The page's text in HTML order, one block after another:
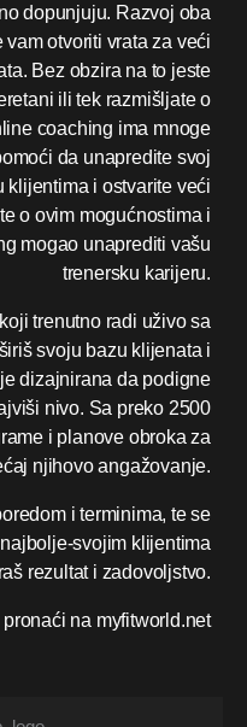
dopunjuju. Razvoj oba
otvoriti vrata za veći
Bez obzira na to jeste
ili tek razmišljate o
coaching ima mnoge
da unapredite svoj
klijentima i ostvarite veći
o ovim mogućnostima i
mogao unaprediti vašu
trenersku karijeru.
trenutno radi uživo sa
svoju bazu klijenata i
je dizajnirana da podigne
nivo. Sa preko 2500
i planove obroka za
njihovo angažovanje.
i terminima, te se
svojim klijentima
rezultat i zadovoljstvo.
na myfitworld.net